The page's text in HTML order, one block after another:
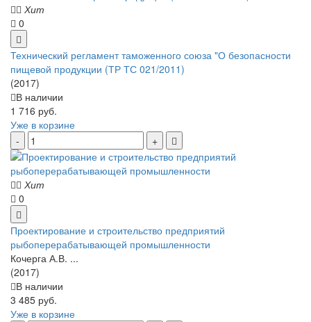
Хит
0
Технический регламент таможенного союза "О безопасности
пищевой продукции (ТР ТС 021/2011)
(2017)
В наличии
1 716 руб.
Уже в корзине
Хит
0
Проектирование и строительство предприятий
рыбоперерабатывающей промышленности
Кочерга А.В. ...
(2017)
В наличии
3 485 руб.
Уже в корзине